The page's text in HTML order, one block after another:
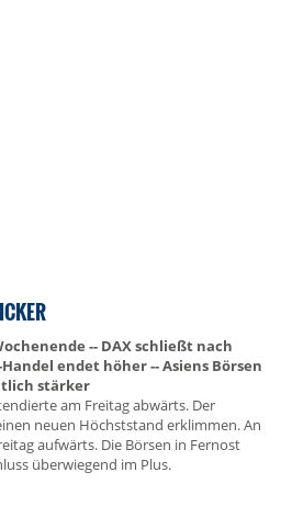
-- DAX schließt nach
endet höher -- Asiens Börsen
stärker
am Freitag abwärts. Der
neuen Höchststand erklimmen. An
aufwärts. Die Börsen in Fernost
überwiegend im Plus.